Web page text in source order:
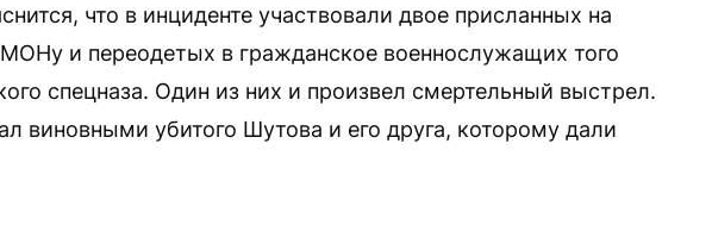
что в инциденте участвовали двое присланных на
и переодетых в гражданское военнослужащих того
спецназа. Один из них и произвел смертельный выстрел.
виновными убитого Шутова и его друга, которому дали